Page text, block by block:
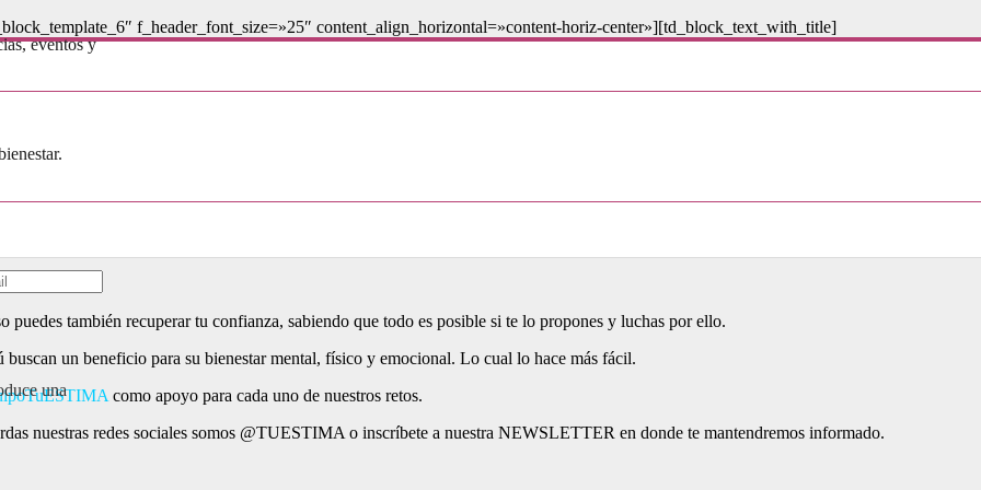
eventos y
una
f_header_font_size=»25″ content_align_horizontal=»content-horiz-center»][td_block_text_with_title]
a un reto puedes recibir beneficios maravillosos?
y ganarte un ejemplar de mi guía “Autoestima” y una sesión conmigo.
puedes también​ recuperar tu confianza, sabiendo que todo es posible si te lo propones y luchas por ello.
un beneficio para ​su bienestar​ ​mental, físico​ y emocional. Lo cual lo hace más fácil.
como apoyo para cada uno de nuestros retos.
nuestras redes sociales somos @TUESTIMA o inscríbete a ​nuestra​ NEWSLETTER ​en donde te mantendremos informado.